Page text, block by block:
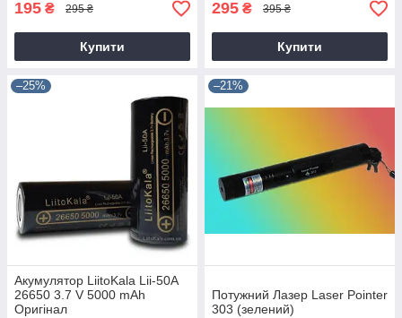
195 ₴ 295 ₴
Купити
295 ₴ 395 ₴
Купити
–25%
Акумулятор LiitoKala Lii-50A
26650 3.7 V 5000 mAh
Оригінал
–21%
Потужний Лазер Laser Pointer
303 (зелений)